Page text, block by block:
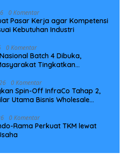
0 Komentar
Pasar Kerja agar Kompetensi
Kebutuhan Industri
0 Komentar
Batch 4 Dibuka,
Tingkatkan
0 Komentar
Spin-Off InfraCo Tahap 2,
Utama Bisnis Wholesale
0 Komentar
Rama Perkuat TKM lewat